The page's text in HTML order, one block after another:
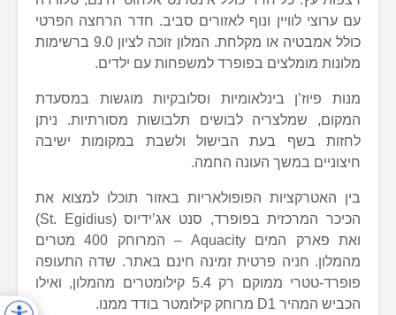
עם ערוצי לוויין ונוף לאזורים סביב. חדר הרחצה הפרטי
כולל אמבטיה או מקלחת. המלון זוכה לציון 9.0 ברשימות
מלונות מומלצים בפופרד למשפחות עם ילדים.
מנות פיוז’ן בינלאומיות וסלובקיות מוגשות במסעדת
המקום, שמלצריה לבושים תלבושות מסורתיות. ניתן
לחזות בשף בעת הבישול ולשבת במקומות ישיבה
חיצוניים במשך העונה החמה.
בין האטרקציות הפופולאריות באזור תוכלו למצוא את
הכיכר המרכזית בפופרד, סנט אג’ידיוס (St. Egidius)
ואת פארק המים Aquacity – המרוחק 400 מטרים
מהמלון. חניה פרטית זמינה חינם באתר. שדה התעופה
פופרד-טטרי ממוקם רק 5.4 קילומטרים מהמלון, ואילו
הכביש המהיר D1 מרוחק קילומטר בודד ממנו.